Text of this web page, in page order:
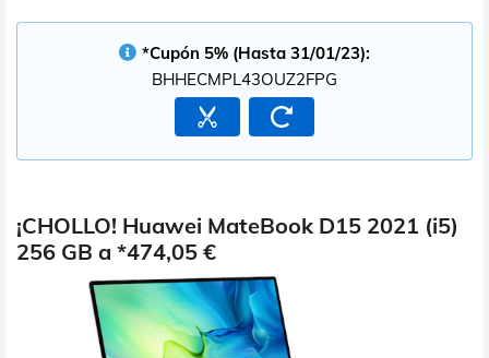
*Cupón 5% (Hasta 31/01/23):
BHHECMPL43OUZ2FPG
¡CHOLLO! Huawei MateBook D15 2021 (i5)
256 GB a *474,05 €